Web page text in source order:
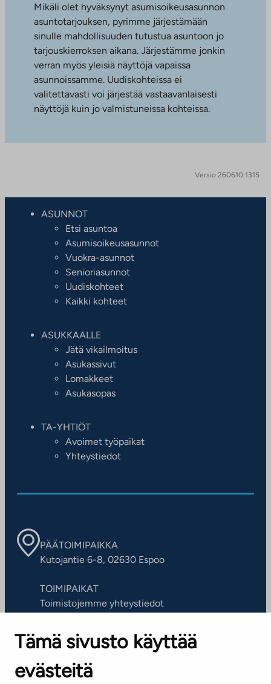
Tämä sivusto käyttää
evästeitä
Mikäli olet hyväksynyt asumisoikeusasunnon
asuntotarjouksen, pyrimme järjestämään
sinulle mahdollisuuden tutustua asuntoon jo
tarjouskierroksen aikana. Järjestämme jonkin
verran myös yleisiä näyttöjä vapaissa
asunnoissamme. Uudiskohteissa ei
valitettavasti voi järjestää vastaavanlaisesti
näyttöjä kuin jo valmistuneissa kohteissa.
Versio 260610.1315
ASUNNOT
Etsi asuntoa
Asumisoikeusasunnot
Vuokra-asunnot
Senioriasunnot
Uudiskohteet
Kaikki kohteet
ASUKKAALLE
Jätä vikailmoitus
Asukassivut
Lomakkeet
Asukasopas
TA-YHTIÖT
Avoimet työpaikat
Yhteystiedot
PÄÄTOIMIPAIKKA
Kutojantie 6-8, 02630 Espoo
TOIMIPAIKAT
Toimistojemme yhteystiedot
ASIAKASPALVELUKESKUS
Puh. 045 7734 3777
(arkisin klo 8-16)